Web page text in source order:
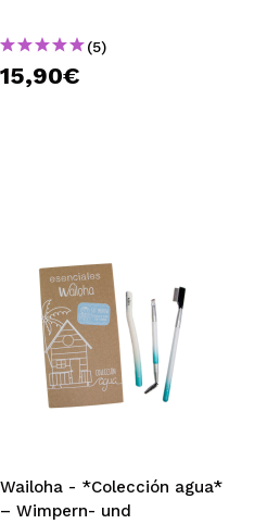
(5)
15,90€
Wailoha - *Colección agua*
– Wimpern- und